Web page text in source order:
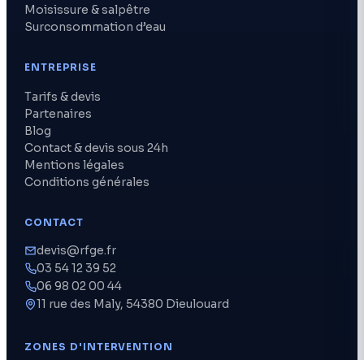
Moisissure & salpêtre
Surconsommation d’eau
ENTREPRISE
Tarifs & devis
Partenaires
Blog
Contact & devis sous 24h
Mentions légales
Conditions générales
CONTACT
devis@rfge.fr
03 54 12 39 52
06 98 02 00 44
11 rue des Maly, 54380 Dieulouard
ZONES D'INTERVENTION